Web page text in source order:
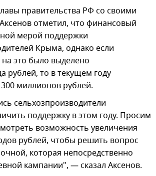
правительства РФ со своими
отметил, что финансовый
мерой поддержки
Крыма, однако если
это было выделено
рублей, то в текущем году
миллионов рублей.
сельхозпроизводители
поддержку в этом году. Просим
возможность увеличения
рублей, чтобы решить вопрос
которая непосредственно
кампании", — сказал Аксенов.